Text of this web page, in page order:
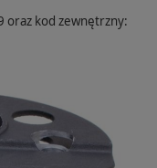
oraz kod zewnętrzny: